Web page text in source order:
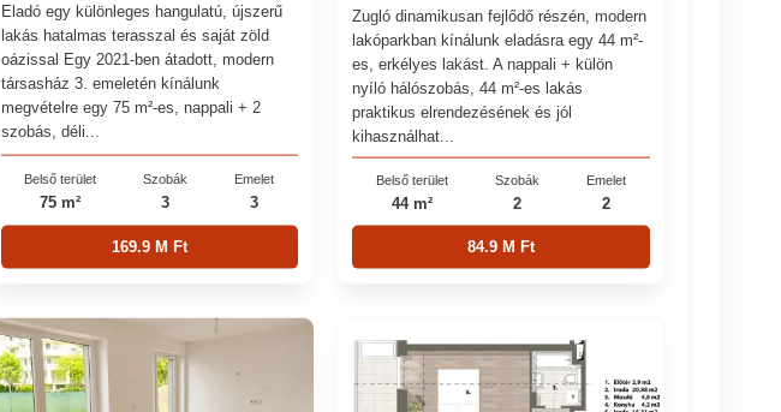
Eladó egy különleges hangulatú, újszerű
lakás hatalmas terasszal és saját zöld
oázissal Egy 2021-ben átadott, modern
társasház 3. emeletén kínálunk
megvételre egy 75 m²-es, nappali + 2
szobás, déli...
Belső terület
75 m²
Szobák
3
Emelet
3
169.9 M Ft
Zugló dinamikusan fejlődő részén, modern
lakóparkban kínálunk eladásra egy 44 m²-
es, erkélyes lakást. A nappali + külön
nyíló hálószobás, 44 m²-es lakás
praktikus elrendezésének és jól
kihasználhat...
Belső terület
44 m²
Szobák
2
Emelet
2
84.9 M Ft